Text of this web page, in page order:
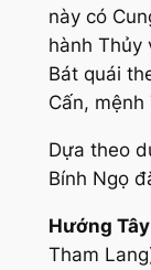
này có
hành Thủy
Bát quái
Cấn,
Dựa theo
Bính Ngọ
Hướng
Tham